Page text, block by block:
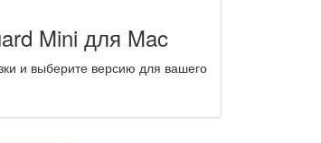
Mini для Mac
и выберите версию для вашего